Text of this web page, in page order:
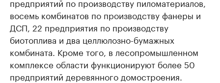
восемь комбинатов по производству фанеры и
ДСП, 22 предприятия по производству
биотоплива и два целлюлозно-бумажных
комбината. Кроме того, в лесопромышленном
комплексе области функционируют более 50
предприятий деревянного домостроения.